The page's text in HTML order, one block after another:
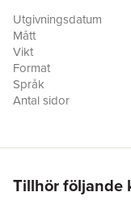
Adorno, alongside
main focus is on how
responded to the
primary sources.
Enlightenment’s
1968 left’s retreat to
Utgivningsdatum
Mått
Vikt
Format
Språk
Antal sidor
ISBN
Tillhör följande